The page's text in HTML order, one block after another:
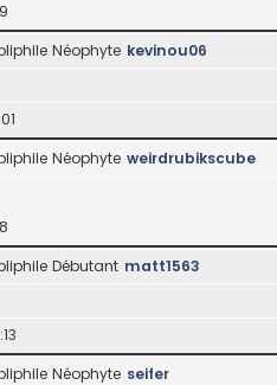
Néophyte kevinou06
Néophyte weirdrubikscube
Débutant matt1563
Néophyte seifer